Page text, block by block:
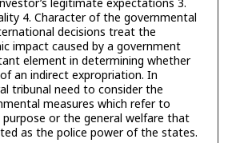
legitimate expectations 3.
4. Character of the governmental
decisions treat the
impact caused by a government
element in determining whether
an indirect expropriation. In
tribunal need to consider the
measures which refer to
or the general welfare that
as the police power of the states.